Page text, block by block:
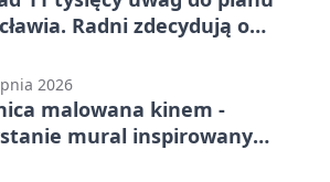
Radni zdecydują o
2026
malowana kinem -
mural inspirowany